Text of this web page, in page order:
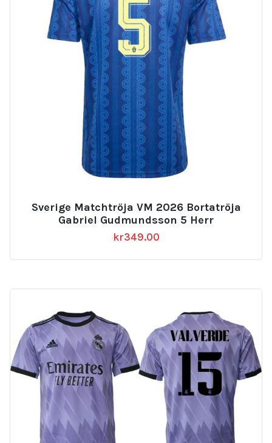
Sverige Matchtröja VM 2026 Bortatröja
Gabriel Gudmundsson 5 Herr
kr349.00